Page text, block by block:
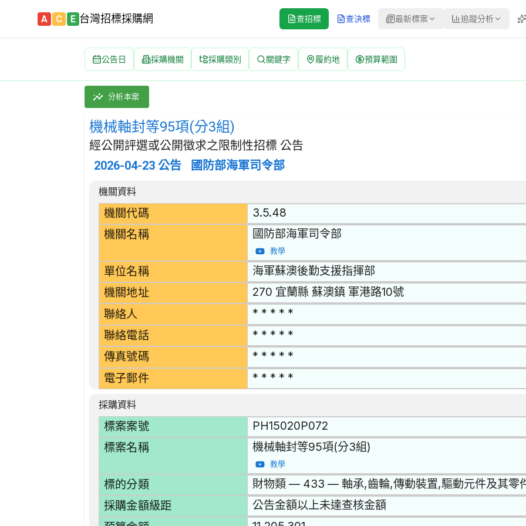
A C E 台灣招標採購網 查招標 查決標 最新標案 追蹤分析
公告日 採購機關 採購類別 關鍵字 履約地 預算範圍
機械軸封等95項(分3組) 招標公告 | 案號：PH15020P072 | 經公開評選或公開徵求之限制性招標 公告
採購類別：財物類 軸承,齒輪,傳動裝置,驅動元件及其零件 | 招標方式：經公開評選或公開徵求之限制
分析本案
機械軸封等95項(分3組)
經公開評選或公開徵求之限制性招標 公告
2026-04-23 公告 國防部海軍司令部
招標公告詳細內容
機關資料
機關代碼 3.5.48
機關名稱 國防部海軍司令部
教學
單位名稱 海軍蘇澳後勤支援指揮部
機關地址 270 宜蘭縣 蘇澳鎮 軍港路10號
聯絡人 * * * * *
聯絡電話 * * * * *
傳真號碼 * * * * *
電子郵件 * * * * *
採購資料
標案案號 PH15020P072
標案名稱 機械軸封等95項(分3組)
教學
標的分類 財物類 — 433 — 軸承,齒輪,傳動裝置,驅動元件及其零
採購金額級距 公告金額以上未達查核金額